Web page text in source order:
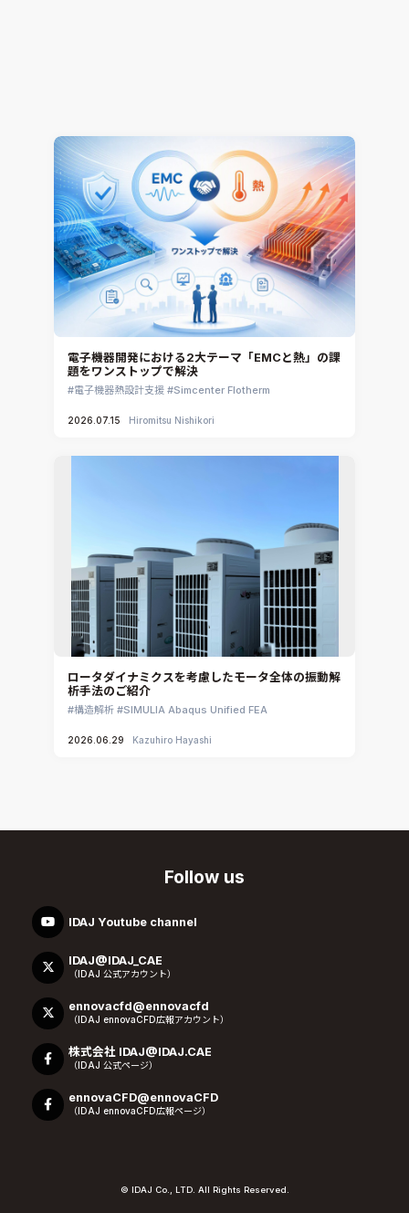
電子機器開発における2大テーマ「EMCと熱」の課
題をワンストップで解決
電子機器熱設計支援 Simcenter Flotherm
2026.07.15 Hiromitsu Nishikori
ロータダイナミクスを考慮したモータ全体の振動解
析手法のご紹介
構造解析 SIMULIA Abaqus Unified FEA
2026.06.29 Kazuhiro Hayashi
Follow us
IDAJ Youtube channel
IDAJ@IDAJ_CAE
（IDAJ 公式アカウント）
ennovacfd@ennovacfd
（IDAJ ennovaCFD広報アカウント）
株式会社 IDAJ@IDAJ.CAE
（IDAJ 公式ページ）
ennovaCFD@ennovaCFD
（IDAJ ennovaCFD広報ページ）
© IDAJ Co., LTD. All Rights Reserved.